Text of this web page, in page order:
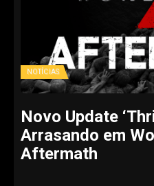
NOTÍCIAS
Novo Update
Arrasando em
Aftermath